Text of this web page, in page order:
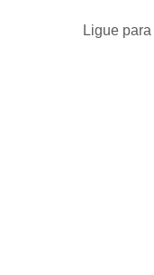
Ligue para